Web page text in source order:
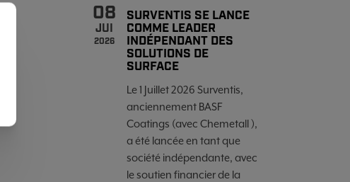
08
JUI
2026
SURVENTIS SE LANCE
COMME LEADER
INDÉPENDANT DES
SOLUTIONS DE
SURFACE
Le 1 Juillet 2026 Surventis,
anciennement BASF
Coatings (avec Chemetall ),
a été lancée en tant que
société indépendante, avec
le soutien financier de la